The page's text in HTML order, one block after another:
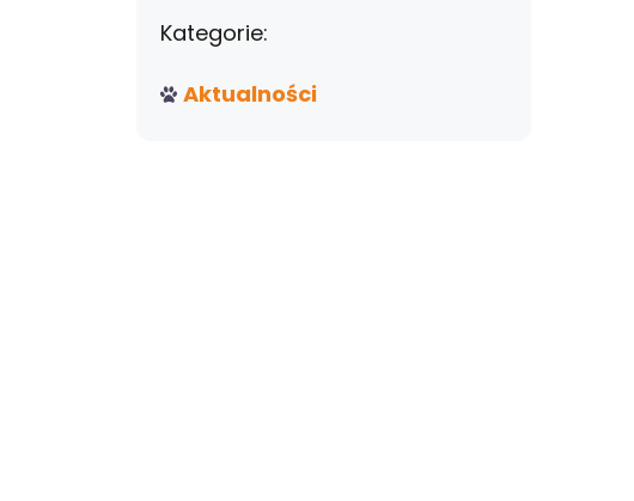
Kategorie:
Aktualności